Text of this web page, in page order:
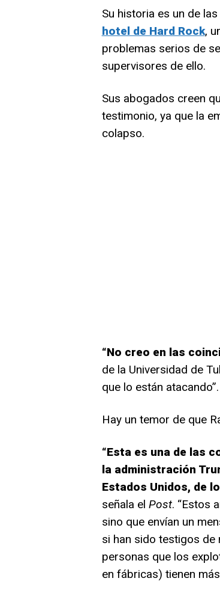
Su historia es un de
hotel de Hard Rock,
problemas serios de
supervisores de ello.
Sus abogados creen
testimonio, ya que la
colapso.
“No creo en las
de la Universidad de
que lo están atacando”.
Hay un temor de que
“Esta es una de las
la administración
Estados Unidos, de
señala el Post. “Estos
sino que envían un
si han sido testigos de
personas que los
en fábricas) tienen